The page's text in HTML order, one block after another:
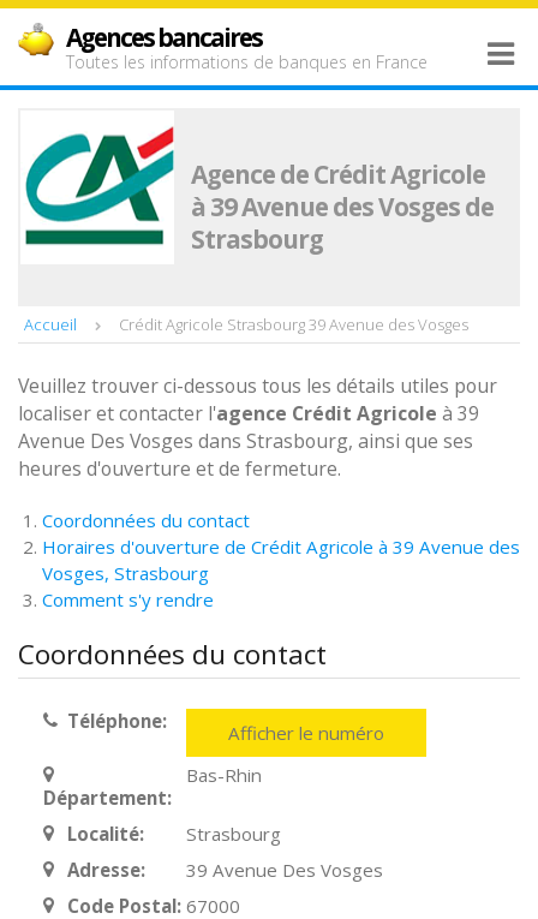
Agences bancaires
Toutes les informations de banques en France
Agence de Crédit Agricole
à 39 Avenue des Vosges de
Strasbourg
Accueil Crédit Agricole Strasbourg 39 Avenue des Vosges
Veuillez trouver ci-dessous tous les détails utiles pour
localiser et contacter l'agence Crédit Agricole à 39
Avenue Des Vosges dans Strasbourg, ainsi que ses
heures d'ouverture et de fermeture.
Coordonnées du contact
Horaires d'ouverture de Crédit Agricole à 39 Avenue des
Vosges, Strasbourg
Comment s'y rendre
Coordonnées du contact
Téléphone: Afficher le numéro
Département:
Bas-Rhin
Localité:
Strasbourg
Adresse:
39 Avenue Des Vosges
Code Postal: 67000